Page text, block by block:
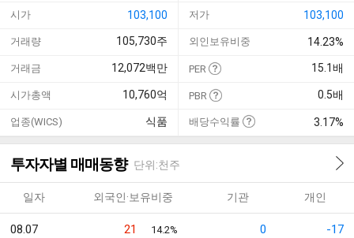
시가 103,100 저가 103,100
거래량 105,730주 외인보유비중 14.23%
거래금 12,072백만 PER 15.1배
시가총액 10,760억 PBR 0.5배
업종(WICS) 식품 배당수익률 3.17%
투자자별 매매동향 단위:천주
일자 외국인·보유비중 기관 개인
08.07 21 14.2% 0 -17